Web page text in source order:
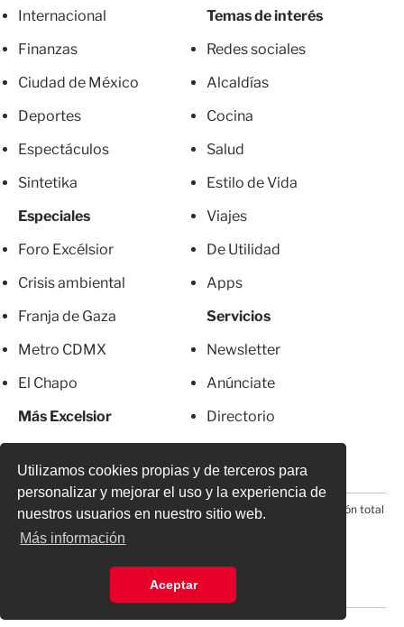
Utilizamos cookies propias y de terceros para
personalizar y mejorar el uso y la experiencia de
nuestros usuarios en nuestro sitio web.
Más información
Aceptar
Internacional
Finanzas
Ciudad de México
Deportes
Espectáculos
Sintetika
Especiales
Foro Excélsior
Crisis ambiental
Franja de Gaza
Metro CDMX
El Chapo
Más Excelsior
Temas de interés
Redes sociales
Alcaldías
Cocina
Salud
Estilo de Vida
Viajes
De Utilidad
Apps
Servicios
Newsletter
Anúnciate
Directorio
© 2026 Todos los derechos reservados. Prohibida la reproducción total
o parcial, incluyendo cualquier medio electrónico*